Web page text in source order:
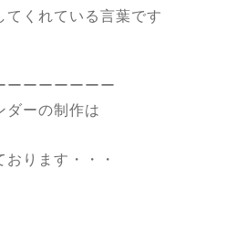
てくれている言葉です
ーーーーーーー
ダーの制作は
おります・・・